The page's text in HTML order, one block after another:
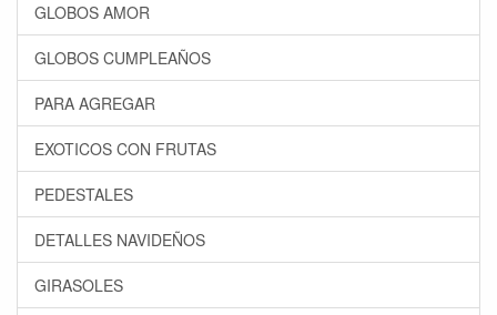
GLOBOS AMOR
GLOBOS CUMPLEAÑOS
PARA AGREGAR
EXOTICOS CON FRUTAS
PEDESTALES
DETALLES NAVIDEÑOS
GIRASOLES